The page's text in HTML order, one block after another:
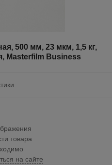
500 мм, 23 мкм, 1,5 кг,
Masterfilm Business
товара
на сайте